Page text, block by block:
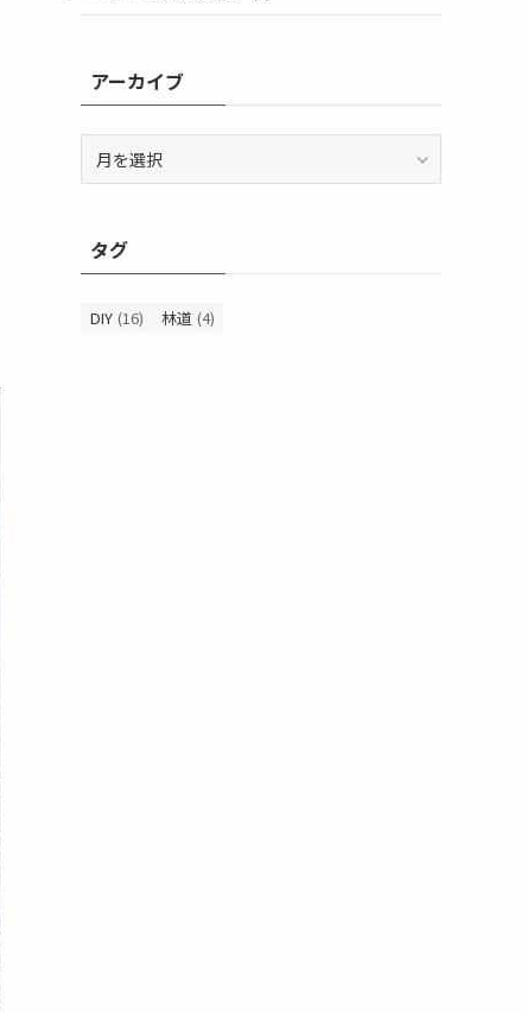
アーカイブ
ブタグ
DIY (16) 林道 (4)